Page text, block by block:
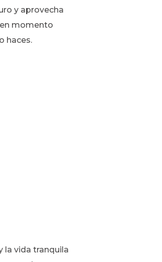
y aprovecha
momento
haces.
la vida tranquila